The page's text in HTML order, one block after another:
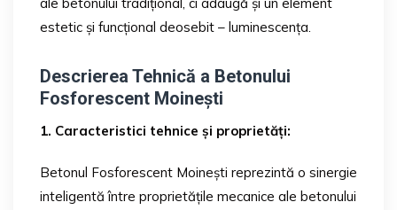
estetic și funcțional deosebit – luminescența.
Descrierea Tehnică a Betonului
Fosforescent Moinești
1. Caracteristici tehnice și proprietăți:
Betonul Fosforescent Moinești reprezintă o sinergie
inteligentă între proprietățile mecanice ale betonului